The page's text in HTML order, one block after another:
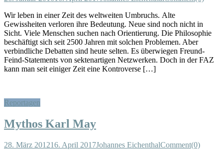
Wir leben in einer Zeit des weltweiten Umbruchs. Alte
Gewissheiten verloren ihre Bedeutung. Neue sind noch nicht in
Sicht. Viele Menschen suchen nach Orientierung. Die Philosophie
beschäftigt sich seit 2500 Jahren mit solchen Problemen. Aber
verbindliche Debatten sind heute selten. Es überwiegen Freund-
Feind-Statements von sektenartigen Netzwerken. Doch in der FAZ
kann man seit einiger Zeit eine Kontroverse […]
Reportagen
Mythos Karl May
28. März 201216. April 2017Johannes EichenthalComment(0)